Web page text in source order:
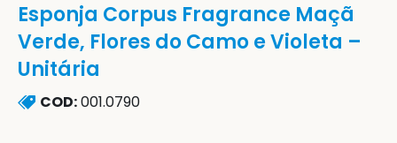
Esponja Corpus Fragrance Maçã
Verde, Flores do Camo e Violeta –
Unitária
COD:001.0790